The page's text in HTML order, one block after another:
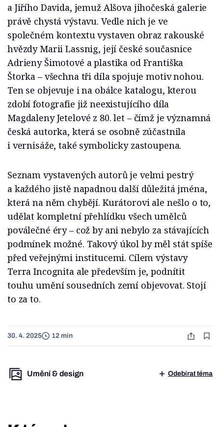
a Jiřího Davida, jemuž Alšova jihočeská galerie
právě chystá výstavu. Vedle nich je ve
společném kontextu vystaven obraz rakouské
hvězdy Marii Lassnig, její české současnice
Adrieny Šimotové a plastika od Františka
Štorka – všechna tři díla spojuje motiv nohou.
Ten se objevuje i na obálce katalogu, kterou
zdobí fotografie již neexistujícího díla
Magdaleny Jetelové z 80. let – čímž je významná
česká autorka, která se osobně zúčastnila
i vernisáže, také symbolicky zastoupena.
Seznam vystavených autorů je velmi pestrý
a každého jistě napadnou další důležitá jména,
která na něm chybějí. Kurátorovi ale nešlo o to,
udělat kompletní přehlídku všech umělců
poválečné éry – což by ani nebylo za stávajících
podmínek možné. Takový úkol by měl stát spíše
před veřejnými institucemi. Cílem výstavy
Terra Incognita ale především je, podnítit
touhu umění sousedních zemí objevovat. Stojí
to za to.
30. 4. 2025 12 min
Umění & design Odebírat téma